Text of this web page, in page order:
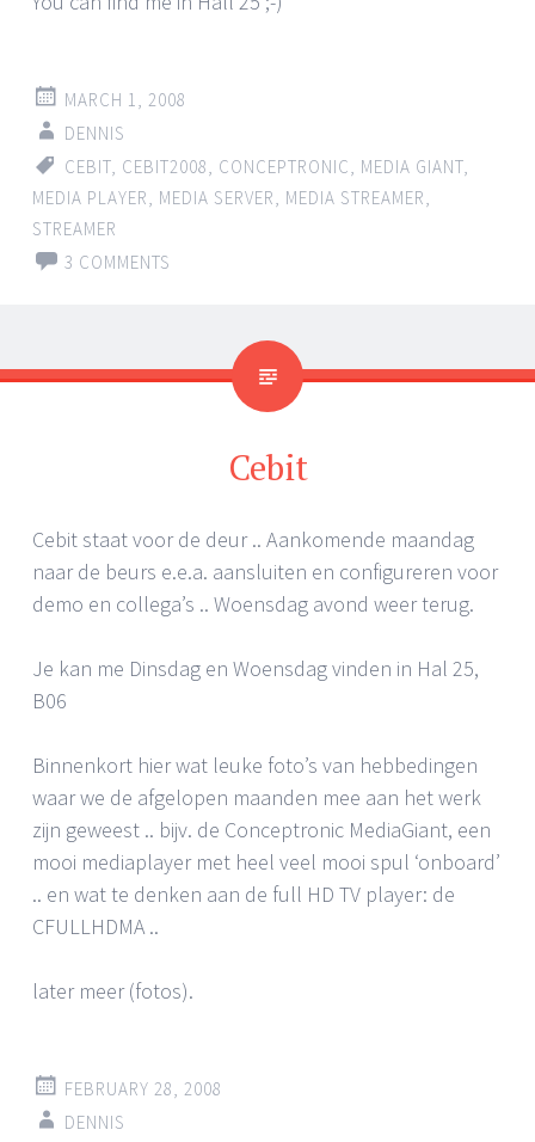
MARCH 1, 2008
DENNIS
CEBIT, CEBIT2008, CONCEPTRONIC, MEDIA GIANT,
MEDIA PLAYER, MEDIA SERVER, MEDIA STREAMER,
STREAMER
3 COMMENTS
Cebit
Cebit staat voor de deur .. Aankomende maandag
naar de beurs e.e.a. aansluiten en configureren voor
demo en collega’s .. Woensdag avond weer terug.
Je kan me Dinsdag en Woensdag vinden in Hal 25,
B06
Binnenkort hier wat leuke foto’s van hebbedingen
waar we de afgelopen maanden mee aan het werk
zijn geweest .. bijv. de Conceptronic MediaGiant, een
mooi mediaplayer met heel veel mooi spul ‘onboard’
.. en wat te denken aan de full HD TV player: de
CFULLHDMA ..
later meer (fotos).
FEBRUARY 28, 2008
DENNIS